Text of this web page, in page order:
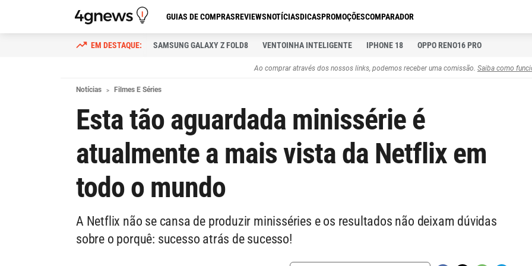
GUIAS DE COMPRASREVIEWSNOTÍCIASDICASPROMOÇÕESCOMPARADOR
SAMSUNG GALAXY Z FOLD8 VENTOINHA INTELIGENTE IPHONE 18 OPPO RENO16 PRO
Ao comprar através dos nossos links, podemos receber uma comissão. Saiba como
Notícias Filmes E Séries
Esta tão aguardada minissérie é
atualmente a mais vista da Netflix em
todo o mundo
A Netflix não se cansa de produzir minisséries e os resultados não deixam dúvidas
sobre o porquê: sucesso atrás de sucesso!